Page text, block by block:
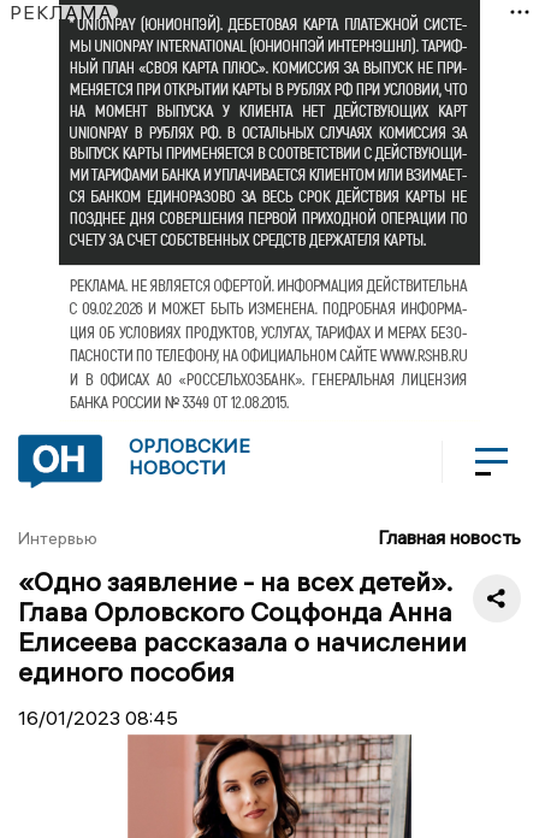
РЕКЛАМА
ОРЛОВСКИЕ
НОВОСТИ
Интервью Главная новость
«Одно заявление - на всех детей».
Глава Орловского Соцфонда Анна
Елисеева рассказала о начислении
единого пособия
16/01/2023 08:45